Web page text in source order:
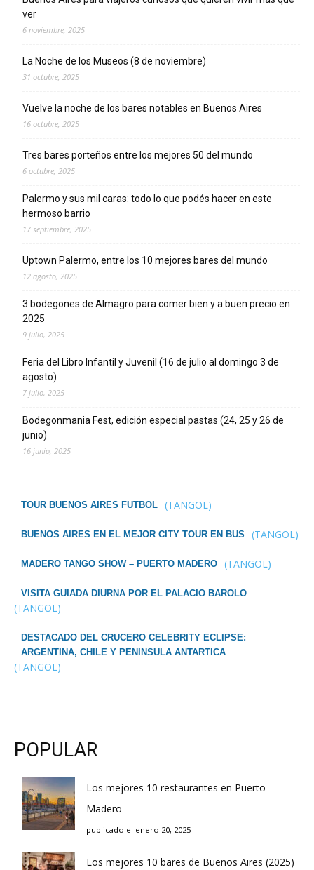
ver
6 noviembre, 2025
La Noche de los Museos (8 de noviembre)
31 octubre, 2025
Vuelve la noche de los bares notables en Buenos Aires
16 octubre, 2025
Tres bares porteños entre los mejores 50 del mundo
6 octubre, 2025
Palermo y sus mil caras: todo lo que podés hacer en este
hermoso barrio
17 septiembre, 2025
Uptown Palermo, entre los 10 mejores bares del mundo
12 agosto, 2025
3 bodegones de Almagro para comer bien y a buen precio en
2025
9 julio, 2025
Feria del Libro Infantil y Juvenil (16 de julio al domingo 3 de
agosto)
7 julio, 2025
Bodegonmania Fest, edición especial pastas (24, 25 y 26 de
junio)
16 junio, 2025
TOUR BUENOS AIRES FUTBOL (TANGOL)
BUENOS AIRES EN EL MEJOR CITY TOUR EN BUS (TANGOL)
MADERO TANGO SHOW – PUERTO MADERO (TANGOL)
VISITA GUIADA DIURNA POR EL PALACIO BAROLO
(TANGOL)
DESTACADO DEL CRUCERO CELEBRITY ECLIPSE:
ARGENTINA, CHILE Y PENINSULA ANTARTICA
(TANGOL)
POPULAR
Los mejores 10 restaurantes en Puerto
Madero
publicado el enero 20, 2025
Los mejores 10 bares de Buenos Aires (2025)